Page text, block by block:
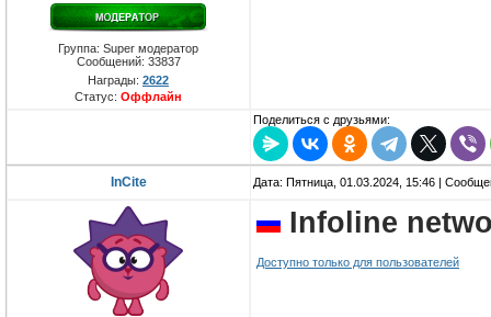
Группа: Super модератор
Сообщений: 33837
Награды: 2622
Статус: Оффлайн
Поделиться с друзьями:
InCite Дата: Пятница, 01.03.2024, 15:46 |
Infoline
Доступно только для пользователей